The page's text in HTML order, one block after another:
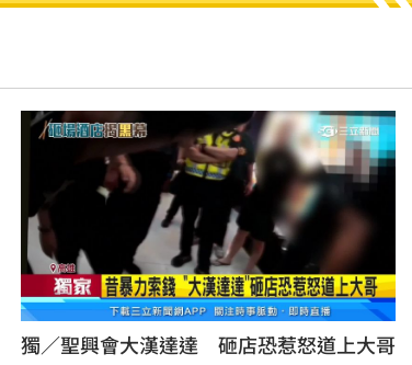
16:15
16:14
獨／聖興會大漢達達 砸店恐惹怒道上大哥